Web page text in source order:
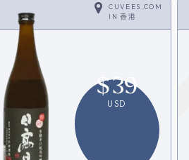
CUVEES.COM
IN香港
$39
USD